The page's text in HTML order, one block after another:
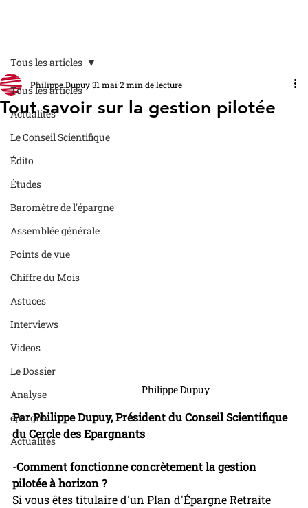
Tous les articles
Actualités
Le Conseil Scientifique
Édito
Études
Baromètre de l'épargne
Assemblée générale
Points de vue
Chiffre du Mois
Astuces
Interviews
Videos
Le Dossier
Analyse
epargne
Actualités
Tous les articles
Tout savoir sur la gestion pilotée
Philippe Dupuy31 mai 2 min de lecture
Philippe Dupuy
Par Philippe Dupuy, Président du Conseil Scientifique
du Cercle des Epargnants
-Comment fonctionne concrètement la gestion
pilotée à horizon ?
Si vous êtes titulaire d'un Plan d'Épargne Retraite